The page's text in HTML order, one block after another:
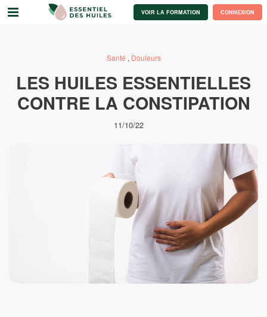
VOIR LA FORMATION CONNEXION
Santé , Douleurs
LES HUILES ESSENTIELLES
CONTRE LA CONSTIPATION
11/10/22